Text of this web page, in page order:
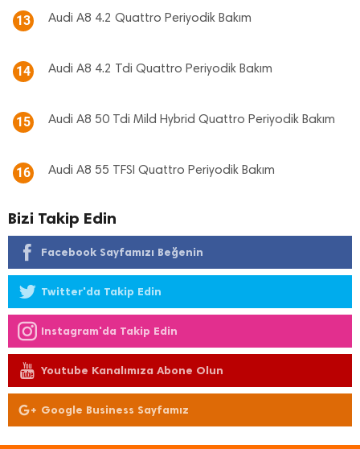
13 Audi A8 4.2 Quattro Periyodik Bakım
14 Audi A8 4.2 Tdi Quattro Periyodik Bakım
15 Audi A8 50 Tdi Mild Hybrid Quattro Periyodik Bakım
16 Audi A8 55 TFSI Quattro Periyodik Bakım
Bizi Takip Edin
Facebook Sayfamızı Beğenin
Twitter'da Takip Edin
Instagram'da Takip Edin
Youtube Kanalımıza Abone Olun
Google Business Sayfamız